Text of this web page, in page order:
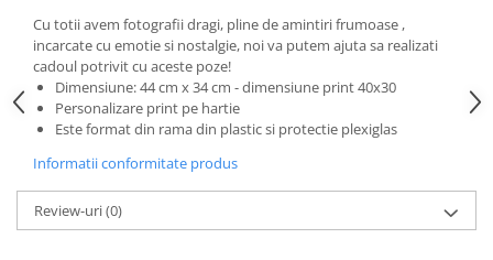
Cu totii avem fotografii dragi, pline de amintiri frumoase ,
incarcate cu emotie si nostalgie, noi va putem ajuta sa realizati
cadoul potrivit cu aceste poze!
Dimensiune: 44 cm x 34 cm - dimensiune print 40x30
Personalizare print pe hartie
Este format din rama din plastic si protectie plexiglas
Informatii conformitate produs
Review-uri(0)